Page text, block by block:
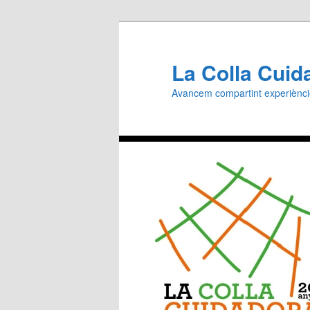
La Colla
Avancem compartint